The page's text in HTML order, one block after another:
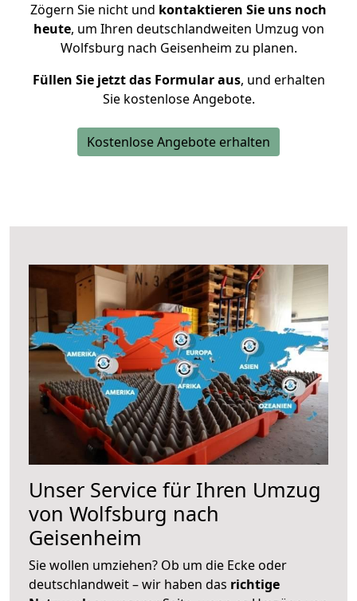
Zögern Sie nicht und kontaktieren Sie uns noch
heute, um Ihren deutschlandweiten Umzug von
Wolfsburg nach Geisenheim zu planen.
Füllen Sie jetzt das Formular aus, und erhalten
Sie kostenlose Angebote.
Kostenlose Angebote erhalten
Unser Service für Ihren Umzug
von Wolfsburg nach
Geisenheim
Sie wollen umziehen? Ob um die Ecke oder
deutschlandweit – wir haben das richtige